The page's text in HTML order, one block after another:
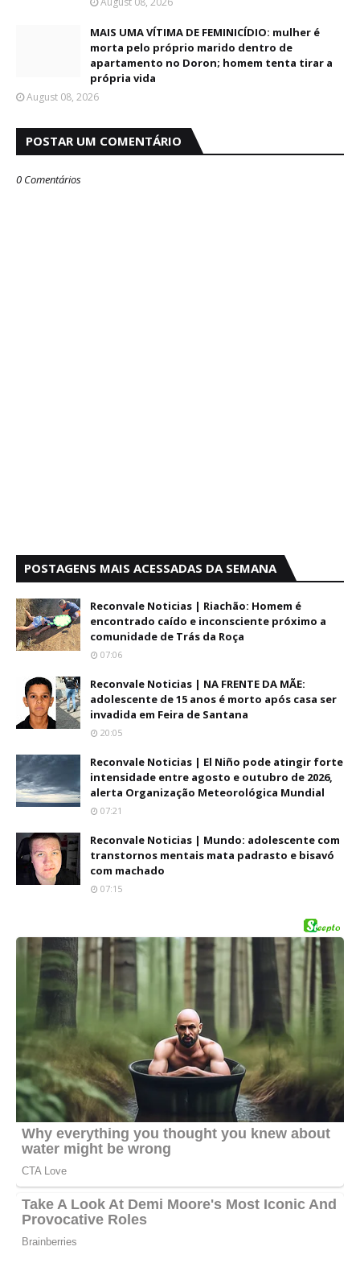
MAIS UMA VÍTIMA DE FEMINICÍDIO: mulher é
morta pelo próprio marido dentro de
apartamento no Doron; homem tenta tirar a
própria vida
August 08, 2026
POSTAR UM COMENTÁRIO
0 Comentários
POSTAGENS MAIS ACESSADAS DA SEMANA
Reconvale Noticias | Riachão: Homem é
encontrado caído e inconsciente próximo a
comunidade de Trás da Roça
07:06
Reconvale Noticias | NA FRENTE DA MÃE:
adolescente de 15 anos é morto após casa ser
invadida em Feira de Santana
20:05
Reconvale Noticias | El Niño pode atingir forte
intensidade entre agosto e outubro de 2026,
alerta Organização Meteorológica Mundial
07:21
Reconvale Noticias | Mundo: adolescente com
transtornos mentais mata padrasto e bisavó
com machado
07:15